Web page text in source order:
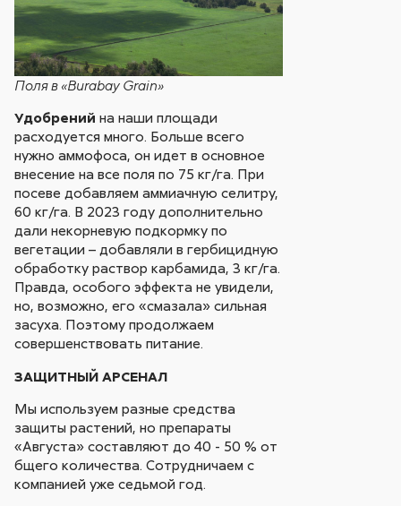
Поля в «Burabay Grain»
Удобрений на наши площади
расходуется много. Больше всего
нужно аммофоса, он идет в основное
внесение на все поля по 75 кг/га. При
посеве добавляем аммиачную селитру,
60 кг/га. В 2023 году дополнительно
дали некорневую подкормку по
вегетации – добавляли в гербицидную
обработку раствор карбамида, 3 кг/га.
Правда, особого эффекта не увидели,
но, возможно, его «смазала» сильная
засуха. Поэтому продолжаем
совершенствовать питание.
ЗАЩИТНЫЙ АРСЕНАЛ
Мы используем разные средства
защиты растений, но препараты
«Августа» составляют до 40 - 50 % от
бщего количества. Сотрудничаем с
компанией уже седьмой год.